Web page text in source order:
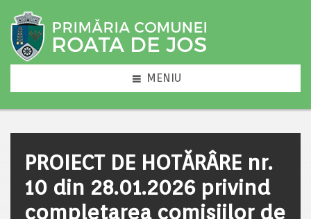
MENIU
PROIECT DE HOTĂRÂRE nr.
10 din 28.01.2026 privind
completarea comisiilor de